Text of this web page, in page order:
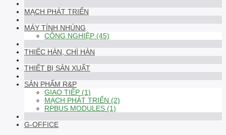
MẠCH PHÁT TRIỂN
MÁY TÍNH NHÚNG
CÔNG NGHIỆP (45)
THIẾC HÀN, CHÌ HÀN
THIẾT BỊ SẢN XUẤT
SẢN PHẨM R&P
GIAO TIẾP (1)
MẠCH PHÁT TRIỂN (2)
RPBUS MODULES (1)
G-OFFICE